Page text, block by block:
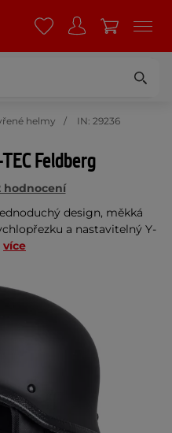
helmy IN: 29236
Feldberg
hodnocení
design, měkká
a nastavitelný Y-
více